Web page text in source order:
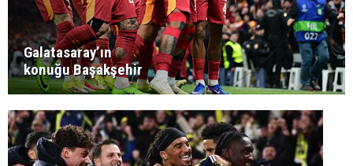
Galatasaray’ın
konuğu Başakşehir